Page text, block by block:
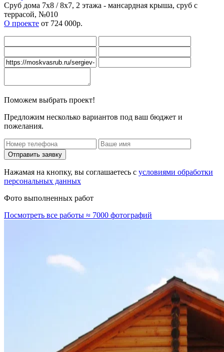
Сруб дома 7х8 / 8x7, 2 этажа - мансардная крыша, сруб с
террасой, №010
О проекте от 724 000р.
Поможем выбрать проект!
Предложим несколько вариантов под ваш бюджет и
пожелания.
Нажамая на кнопку, вы соглашаетесь с условиями обработки
персональных данных
Фото выполненных работ
Посмотреть все работы ≈ 7000 фотографий